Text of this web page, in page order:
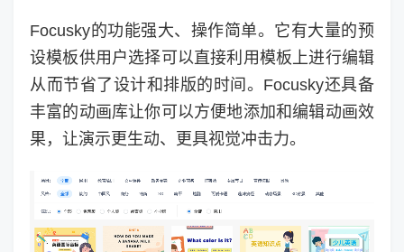
Focusky的功能强大、操作简单。它有大量的预
设模板供用户选择可以直接利用模板上进行编辑
从而节省了设计和排版的时间。Focusky还具备
丰富的动画库让你可以方便地添加和编辑动画效
果，让演示更生动、更具视觉冲击力。